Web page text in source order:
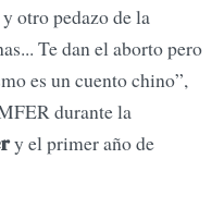
otro pedazo de la
Te dan el aborto pero
es un cuento chino”,
durante la
y el primer año de